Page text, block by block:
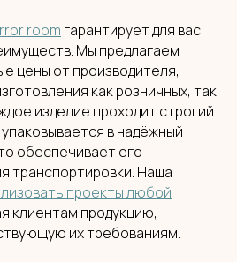
room гарантирует для вас
Мы предлагаем
цены от производителя,
как розничных, так
изделие проходит строгий
в надёжный
обеспечивает его
транспортировки. Наша
проекты любой
клиентам продукцию,
их требованиям.
свяжемся